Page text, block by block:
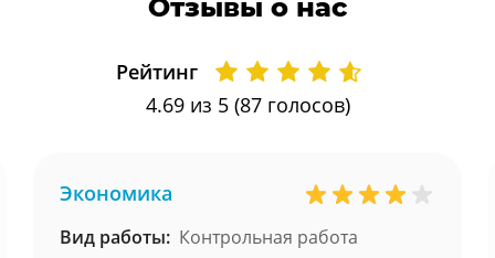
Отзывы о нас
Рейтинг
4.69из 5 (87 голосов)
Экономика
Вид работы: Контрольная работа